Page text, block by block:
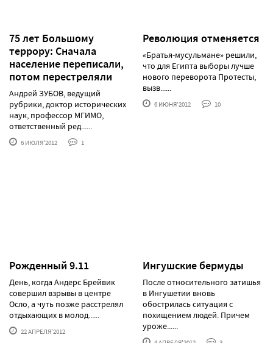
75 лет Большому
террору: Сначала
население переписали,
потом перестреляли
Андрей ЗУБОВ, ведущий
рубрики, доктор исторических
наук, профессор МГИМО,
ответственный ред......
6 ИЮЛЯ'2012 1
Революция отменяется
«Братья-мусульмане» решили,
что для Египта выборы лучше
нового переворота Протесты,
вызв......
6 ИЮНЯ'2012 10
Рожденный 9.11
День, когда Андерс Брейвик
совершил взрывы в центре
Осло, а чуть позже расстрелял
отдыхающих в молод......
22 АПРЕЛЯ'2012
Ингушские бермуды
После относительного затишья
в Ингушетии вновь
обострилась ситуация с
похищением людей. Причем
уроже......